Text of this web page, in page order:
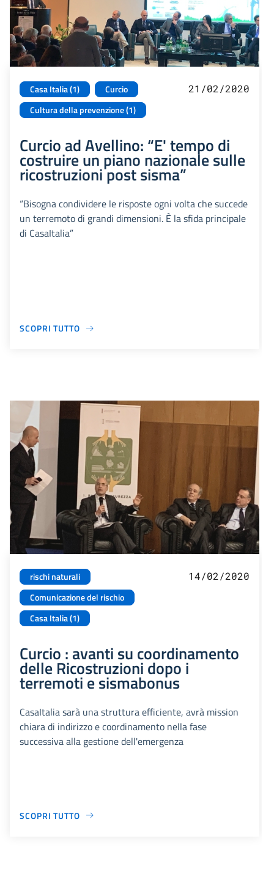
Casa Italia (1)
Curcio
Cultura della prevenzione (1)
21/02/2020
Curcio ad Avellino: “E' tempo di
costruire un piano nazionale sulle
ricostruzioni post sisma”
“Bisogna condividere le risposte ogni volta che succede
un terremoto di grandi dimensioni. È la sfida principale
di CasaItalia”
SCOPRI TUTTO
rischi naturali
Comunicazione del rischio
Casa Italia (1)
14/02/2020
Curcio : avanti su coordinamento
delle Ricostruzioni dopo i
terremoti e sismabonus
CasaItalia sarà una struttura efficiente, avrà mission
chiara di indirizzo e coordinamento nella fase
successiva alla gestione dell'emergenza
SCOPRI TUTTO